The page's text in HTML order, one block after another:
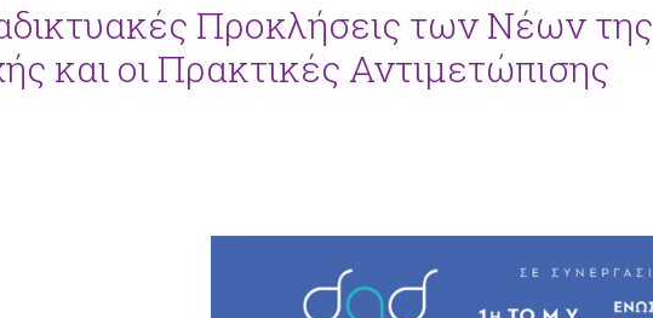
Προκλήσεις των Νέων της
και οι Πρακτικές Αντιμετώπισης